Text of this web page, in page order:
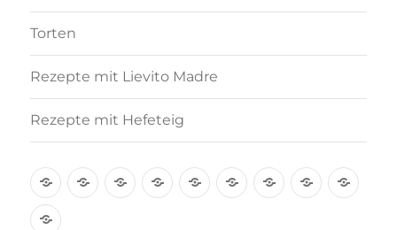
Torten
Rezepte mit Lievito Madre
Rezepte mit Hefeteig
Über
mich
Rezept-
Index
Kooperation
Brötchen
Brot GebäckKuchenTorten
Rezepte